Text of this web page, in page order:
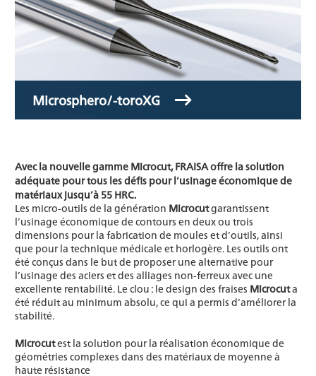
Microsphero/-toroXG
Avec la nouvelle gamme Microcut, FRAISA offre la solution
adéquate pour tous les défis pour l’usinage économique de
matériaux jusqu’à 55 HRC.
Les micro-outils de la génération Microcutgarantissent
l’usinage économique de contours en deux ou trois
dimensions pour la fabrication de moules et d’outils, ainsi
que pour la technique médicale et horlogère. Les outils ont
été conçus dans le but de proposer une alternative pour
l’usinage des aciers et des alliages non-ferreux avec une
excellente rentabilité. Le clou : le design des fraises Microcuta
été réduit au minimum absolu, ce qui a permis d’améliorer la
stabilité.
Microcutest la solution pour la réalisation économique de
géométries complexes dans des matériaux de moyenne à
haute résistance